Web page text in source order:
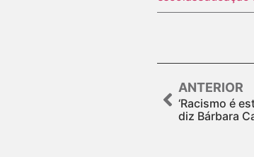
ANTERIOR
‘Racismo é
diz Bárbara